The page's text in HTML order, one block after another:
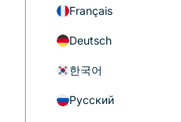
Français
Deutsch
한국어
Русский